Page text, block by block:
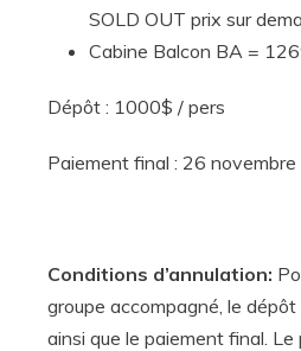
SOLD OUT prix sur
Cabine Balcon BA =
Dépôt : 1000$ / pers
Paiement final : 26
Conditions d’annulation:
groupe accompagné, le
ainsi que le paiement final. Le